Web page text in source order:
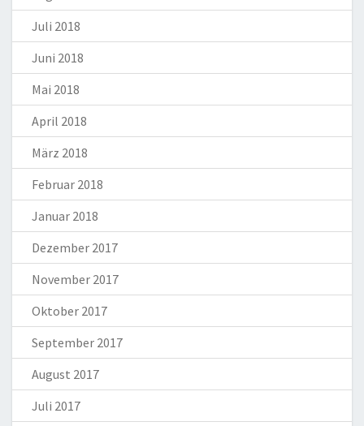
Juli 2018
Juni 2018
Mai 2018
April 2018
März 2018
Februar 2018
Januar 2018
Dezember 2017
November 2017
Oktober 2017
September 2017
August 2017
Juli 2017